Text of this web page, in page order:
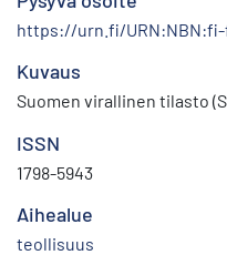
https://urn.fi/URN:NBN:fi-
Kuvaus
Suomen virallinen tilasto
ISSN
1798-5943
Aihealue
teollisuus